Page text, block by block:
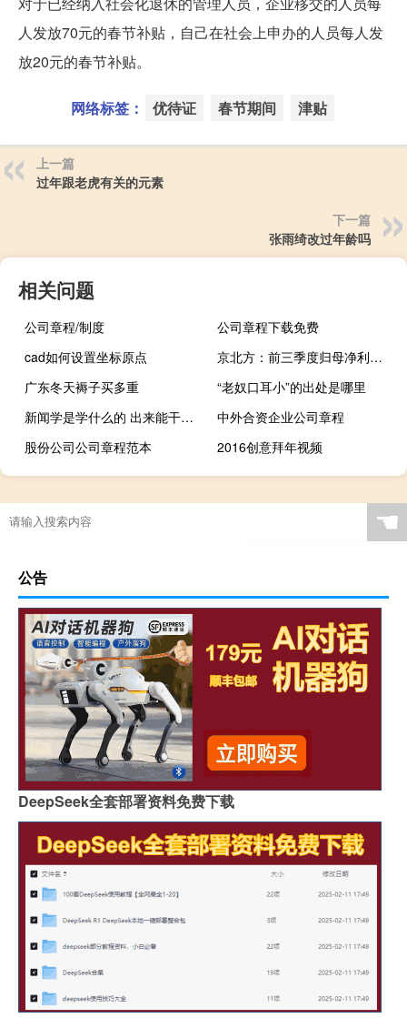
人发放70元的春节补贴，自己在社会上申办的人员每人发
放20元的春节补贴。
网络标签： 优待证 春节期间 津贴
上一篇
过年跟老虎有关的元素
下一篇
张雨绮改过年龄吗
相关问题
公司章程/制度
公司章程下载免费
cad如何设置坐标原点
京北方：前三季度归母净利润同比涨32.08%
广东冬天褥子买多重
“老奴口耳小”的出处是哪里
新闻学是学什么的 出来能干什么（学新闻学可以干什么）
中外合资企业公司章程
股份公司公司章程范本
2016创意拜年视频
☚
公告
DeepSeek全套部署资料免费下载